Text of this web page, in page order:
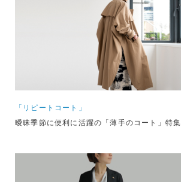
「リピートコート」
曖昧季節に便利に活躍の「薄手のコート」特集